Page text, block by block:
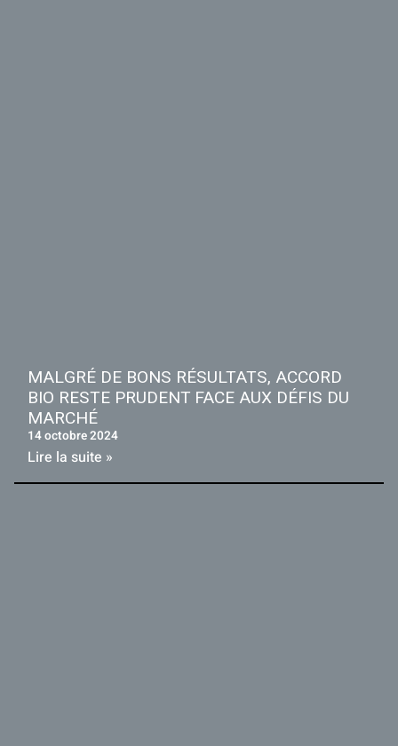
MALGRÉ DE BONS RÉSULTATS, ACCORD
BIO RESTE PRUDENT FACE AUX DÉFIS DU
MARCHÉ
14 octobre 2024
Lire la suite »